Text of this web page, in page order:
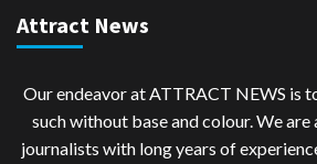
Attract News
Our endeavor at ATTRACT NEWS is
such without base and colour. We
journalists with long years of